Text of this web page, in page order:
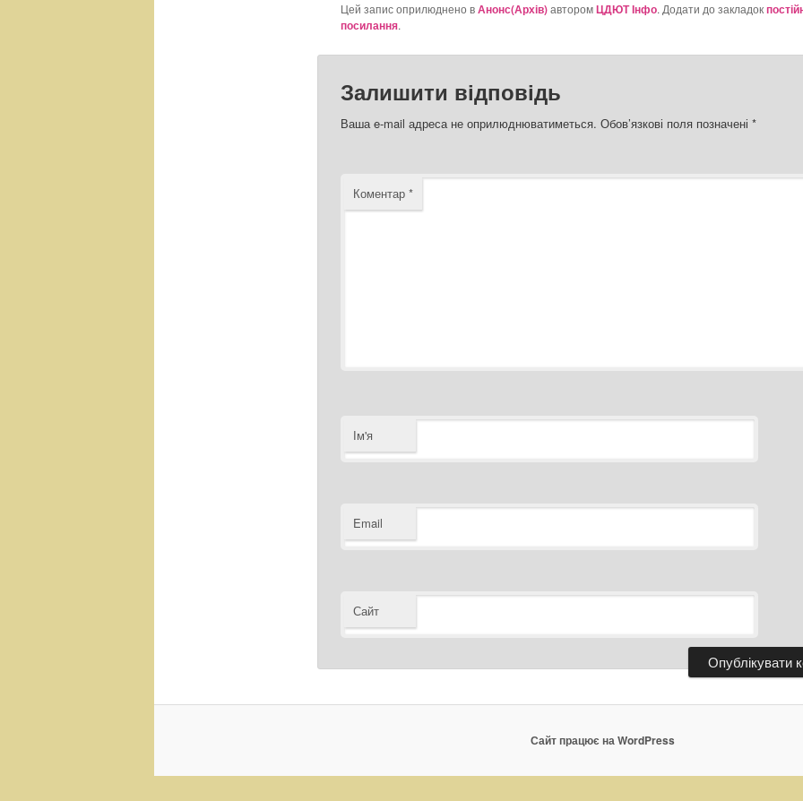
Цей запис оприлюднено вАнонс(Архів)авторомЦДЮТ Інфо. Додати до закладок
посилання.
Залишити відповідь
Ваша e-mail адреса не оприлюднюватиметься. Обов’язкові поля позначені *
Коментар *
Ім'я
Email
Сайт
Сайт працює на WordPress